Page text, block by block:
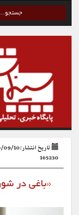
تاریخ انتشار:1400/09/10 - 16:54
165230
«باغی در